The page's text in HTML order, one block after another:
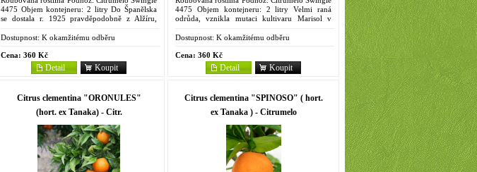
4475 Objem kontejneru: 2 litry Do Španělska
se dostala r. 1925 pravděpodobně z Alžíru,
čemuž odpovídá i to,...
Dostupnost: K okamžitému odběru
Cena: 360 Kč
Koupit
Detail
4475 Objem kontejneru: 2 litry Velmi raná
odrůda, vznikla mutaci kultivaru Marisol v
dozrává v 1. polovině...
Dostupnost: K okamžitému odběru
Cena: 360 Kč
Koupit
Detail
Citrus clementina "ORONULES"
(hort. ex Tanaka) - Citr.
Citrus clementina "SPINOSO" ( hort.
ex Tanaka ) - Citrumelo